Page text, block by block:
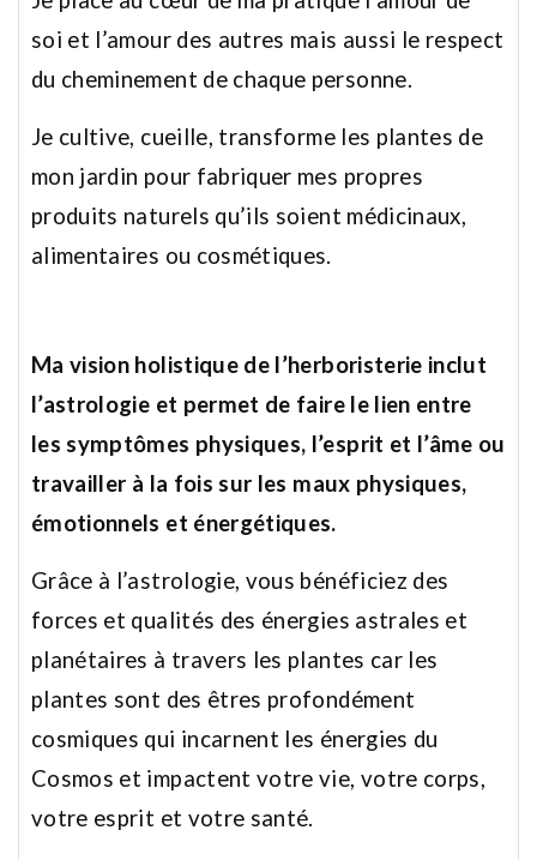
soi et l’amour des autres mais aussi le respect
du cheminement de chaque personne.
Je cultive, cueille, transforme les plantes de
mon jardin pour fabriquer mes propres
produits naturels qu’ils soient médicinaux,
alimentaires ou cosmétiques.
Ma vision holistique de l’herboristerie inclut
l’astrologie et permet de faire le lien entre
les symptômes physiques, l’esprit et l’âme ou
travailler à la fois sur les maux physiques,
émotionnels et énergétiques.
Grâce à l’astrologie, vous bénéficiez des
forces et qualités des énergies astrales et
planétaires à travers les plantes car les
plantes sont des êtres profondément
cosmiques qui incarnent les énergies du
Cosmos et impactent votre vie, votre corps,
votre esprit et votre santé.